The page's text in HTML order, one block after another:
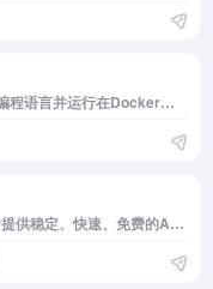
姬长信API For Docker是一个基于多种编程语言并运行在Docker上开源免费不限制提供生活常用,出行服务
星达免费聚合API是致力于为广大开发者提供稳定、快速、免费的API数据接口服务